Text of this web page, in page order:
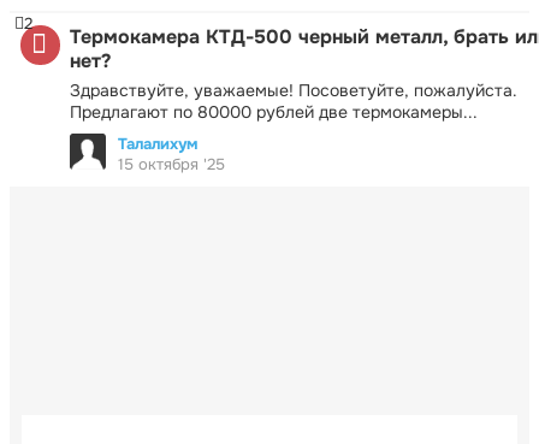
Термокамера КТД-500 черный металл, брать
нет?
Здравствуйте, уважаемые! Посоветуйте, пожалуйста.
Предлагают по 80000 рублей две термокамеры...
2
Талалихум
15 октября '25